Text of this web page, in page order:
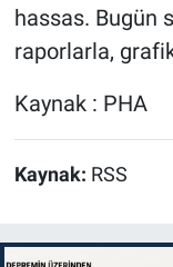
hassas. Bugün
raporlarla,
Kaynak : PHA
Kaynak: RSS